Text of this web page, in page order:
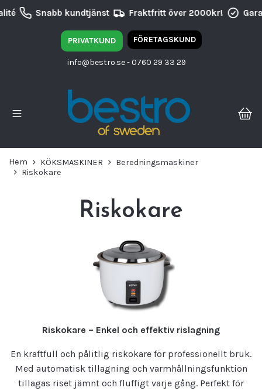
Snabb kundtjänst Fraktfritt över 2000kr!
PRIVATKUND FÖRETAGSKUND
info@bestro.se- 0760 29 33 29
Hem KÖKSMASKINER
Beredningsmaskiner
Riskokare
Riskokare
Riskokare – Enkel och effektiv rislagning
En kraftfull och pålitlig riskokare för professionellt bruk.
Med automatisk tillagning och varmhållningsfunktion
tillagas riset jämnt och fluffigt varje gång. Perfekt för